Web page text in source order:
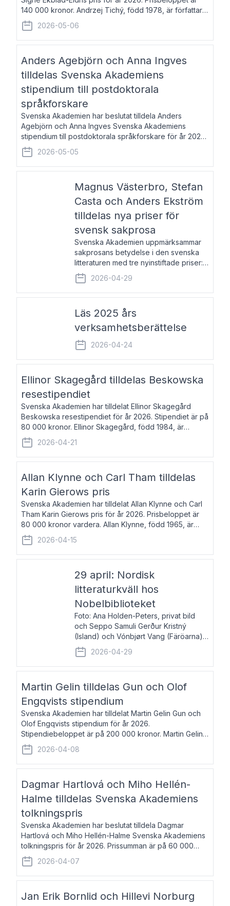
140 000 kronor. Andrzej Tichý, född 1978, är författare
och kulturskribent. Han debuterade 2005 med den
lovordade romanen Sex liter l
2026-05-06
Anders Agebjörn och Anna Ingves
tilldelas Svenska Akademiens
stipendium till postdoktorala
språkforskare
Svenska Akademien har beslutat tilldela Anders
Agebjörn och Anna Ingves Svenska Akademiens
stipendium till postdoktorala språkforskare för år 2026.
Stipendiebeloppet är 75 000 kronor per mottagare.
Anders Agebjörn, född 1984, är universitet
2026-05-05
Magnus Västerbro, Stefan
Casta och Anders Ekström
tilldelas nya priser för
svensk sakprosa
Svenska Akademien uppmärksammar
sakprosans betydelse i den svenska
litteraturen med tre nyinstiftade priser:
Svenska Akademiens pris till
framstående författare av svensk
sakprosa som i år går till Magnus
2026-04-29
Läs 2025 års
verksamhetsberättelse
2026-04-24
Ellinor Skagegård tilldelas Beskowska
resestipendiet
Svenska Akademien har tilldelat Ellinor Skagegård
Beskowska resestipendiet för år 2026. Stipendiet är på
80 000 kronor. Ellinor Skagegård, född 1984, är
författare, journalist och musiker. Hon skriver
återkommande för Svenska Dagbladet, Ups
2026-04-21
Allan Klynne och Carl Tham tilldelas
Karin Gierows pris
Svenska Akademien har tilldelat Allan Klynne och Carl
Tham Karin Gierows pris för år 2026. Prisbeloppet är
80 000 kronor vardera. Allan Klynne, född 1965, är
arkeolog, författare, översättare och fil.dr i antikens
kultur och samhällsliv. Ut
2026-04-15
29 april: Nordisk
litteraturkväll hos
Nobelbiblioteket
Foto: Ana Holden-Peters, privat bild
och Seppo Samuli Gerður Kristný
(Island) och Vónbjørt Vang (Färöarna)
läser ur sina verk och samtalar med
John Swedenmark. De läser upp på
färöiska, isländska och svenska och
2026-04-29
Martin Gelin tilldelas Gun och Olof
Engqvists stipendium
Svenska Akademien har tilldelat Martin Gelin Gun och
Olof Engqvists stipendium för år 2026.
Stipendiebeloppet är på 200 000 kronor. Martin Gelin,
född 1978, är journalist och författare. Han lever
numera i Paris men var under många år bosat
2026-04-08
Dagmar Hartlová och Miho Hellén-
Halme tilldelas Svenska Akademiens
tolkningspris
Svenska Akademien har beslutat tilldela Dagmar
Hartlová och Miho Hellén-Halme Svenska Akademiens
tolkningspris för år 2026. Prissumman är på 60 000
kronor var. Dagmar Hartlová, född 1951, översätter
huvudsakligen från svenska till tjeckiska
2026-04-07
Jan Erik Bornlid och Hillevi Norburg